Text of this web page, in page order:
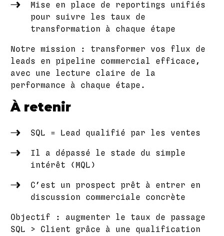
Mise en place de reportings unifiés
pour suivre les taux de
transformation à chaque étape
Notre mission : transformer vos flux de
leads en pipeline commercial efficace,
avec une lecture claire de la
performance à chaque étape.
À retenir
SQL = Lead qualifié par les ventes
Il a dépassé le stade du simple
intérêt (MQL)
C’est un prospect prêt à entrer en
discussion commerciale concrète
Objectif : augmenter le taux de passage
SQL > Client grâce à une qualification